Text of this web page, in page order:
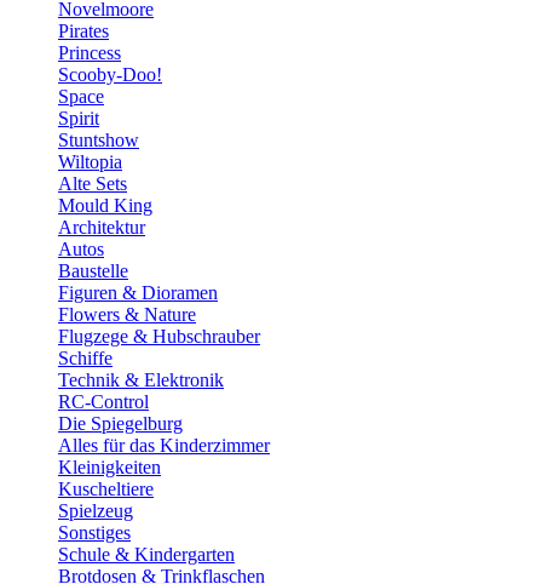
Novelmoore
Pirates
Princess
Scooby-Doo!
Space
Spirit
Stuntshow
Wiltopia
Alte Sets
Mould King
Architektur
Autos
Baustelle
Figuren & Dioramen
Flowers & Nature
Flugzege & Hubschrauber
Schiffe
Technik & Elektronik
RC-Control
Die Spiegelburg
Alles für das Kinderzimmer
Kleinigkeiten
Kuscheltiere
Spielzeug
Sonstiges
Schule & Kindergarten
Brotdosen & Trinkflaschen